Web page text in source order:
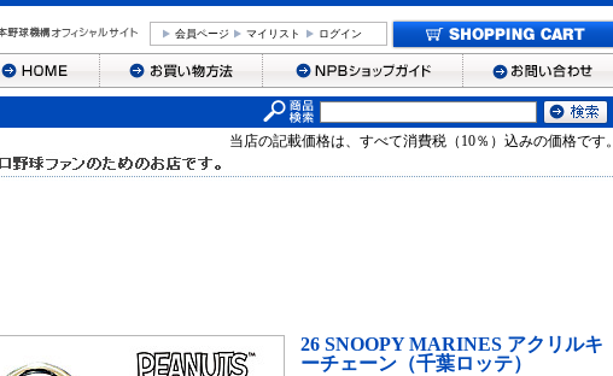
会員ページ マイリスト ログイン
当店の記載価格は、すべて消費税（10％）込みの価格です。
26 SNOOPY MARINES アクリルキ
ーチェーン（千葉ロッテ）